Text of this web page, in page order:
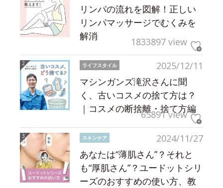
リンパの流れを図解！正しい
リンパマッサージでむくみを
解消
1833897 view
2025/12/11
ライフスタイル
マシンガンズ滝沢さんに聞
く、古いコスメの捨て方は？
｜コスメの断捨離・捨て方編
65891 view
2024/11/27
スキンケア
あなたは“薄肌さん”？それと
も“厚肌さん”？ユードットシリ
ーズのおすすめの使い方、教